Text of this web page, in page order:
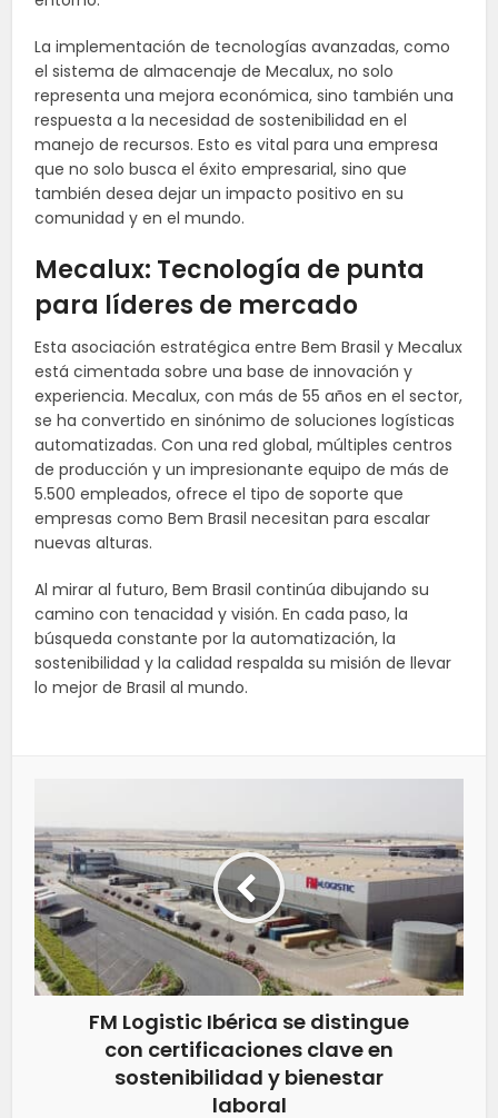
La implementación de tecnologías avanzadas, como
el sistema de almacenaje de Mecalux, no solo
representa una mejora económica, sino también una
respuesta a la necesidad de sostenibilidad en el
manejo de recursos. Esto es vital para una empresa
que no solo busca el éxito empresarial, sino que
también desea dejar un impacto positivo en su
comunidad y en el mundo.
Mecalux: Tecnología de punta
para líderes de mercado
Esta asociación estratégica entre Bem Brasil y Mecalux
está cimentada sobre una base de innovación y
experiencia. Mecalux, con más de 55 años en el sector,
se ha convertido en sinónimo de soluciones logísticas
automatizadas. Con una red global, múltiples centros
de producción y un impresionante equipo de más de
5.500 empleados, ofrece el tipo de soporte que
empresas como Bem Brasil necesitan para escalar
nuevas alturas.
Al mirar al futuro, Bem Brasil continúa dibujando su
camino con tenacidad y visión. En cada paso, la
búsqueda constante por la automatización, la
sostenibilidad y la calidad respalda su misión de llevar
lo mejor de Brasil al mundo.
FM Logistic Ibérica se distingue
con certificaciones clave en
sostenibilidad y bienestar
laboral